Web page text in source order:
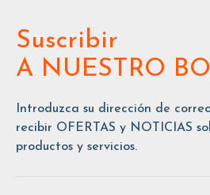
Suscribir
A NUESTRO
Introduzca su dirección de
recibir OFERTAS y NOTICIAS
productos y servicios.